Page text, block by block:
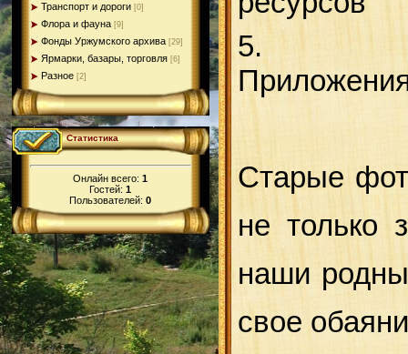
Транспорт и дороги [0]
Флора и фауна [9]
Фонды Уржумского архива [29]
Ярмарки, базары, торговля [6]
Разное [2]
Статистика
Онлайн всего:1
Гостей:1
Пользователей:0
5.
Старые
не только
наши
свое